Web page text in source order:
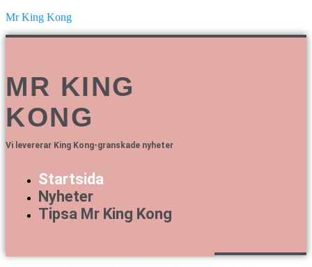
Mr King Kong
MR KING
KONG
Vi levererar King Kong-granskade nyheter
Startsida
Nyheter
Tipsa Mr King Kong